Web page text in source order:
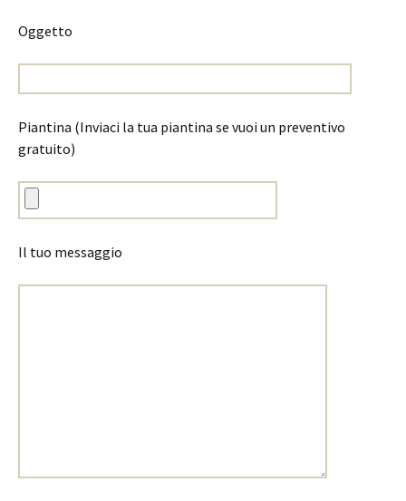
Oggetto
Piantina (Inviaci la tua piantina se vuoi un preventivo
gratuito)
Il tuo messaggio